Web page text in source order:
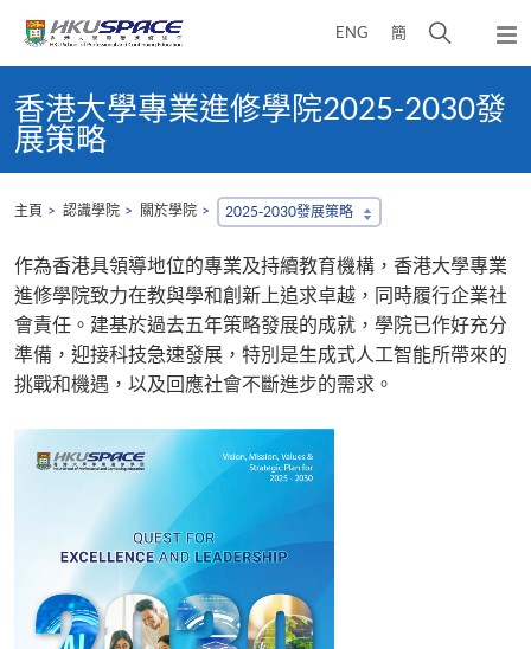
ENG 簡
開
尋
面
彈
出
主
選
content
start香港大學專業進修學院2025-2030發
展策略
主頁 認識學院 關於學院 2025-2030發展策略
作為香港具領導地位的專業及持續教育機構，香港大學專業
進修學院致力在教與學和創新上追求卓越，同時履行企業社
會責任。建基於過去五年策略發展的成就，學院已作好充分
準備，迎接科技急速發展，特別是生成式人工智能所帶來的
挑戰和機遇，以及回應社會不斷進步的需求。